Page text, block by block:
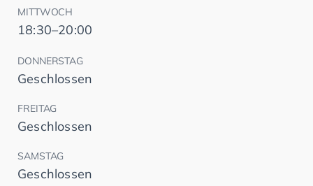
MITTWOCH
18:30–20:00
DONNERSTAG
Geschlossen
FREITAG
Geschlossen
SAMSTAG
Geschlossen